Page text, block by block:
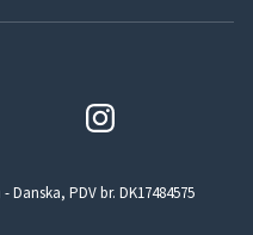
Danska, PDV br. DK17484575